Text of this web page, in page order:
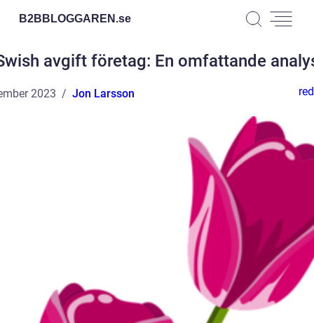
B2BBLOGGAREN.se
avgift företag: En omfattande
2023 Jon Larsson